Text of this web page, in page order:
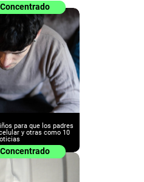
para que los padres
y otras como 10